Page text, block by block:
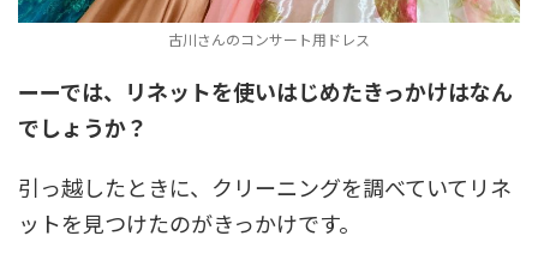
古川さんのコンサート用ドレス
ーーでは、リネットを使いはじめたきっかけはなん
でしょうか？
引っ越したときに、クリーニングを調べていてリネ
ットを見つけたのがきっかけです。